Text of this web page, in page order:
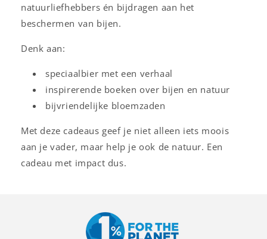
natuurliefhebbers én bijdragen aan het
beschermen van bijen.
Denk aan:
speciaalbier met een verhaal
inspirerende boeken over bijen en natuur
bijvriendelijke bloemzaden
Met deze cadeaus geef je niet alleen iets moois
aan je vader, maar help je ook de natuur. Een
cadeau met impact dus.